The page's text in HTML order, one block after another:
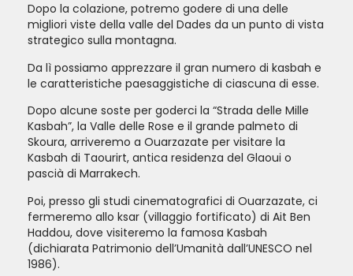
Dopo la colazione, potremo godere di una delle
migliori viste della valle del Dades da un punto di vista
strategico sulla montagna.
Da lì possiamo apprezzare il gran numero di kasbah e
le caratteristiche paesaggistiche di ciascuna di esse.
Dopo alcune soste per goderci la “Strada delle Mille
Kasbah”, la Valle delle Rose e il grande palmeto di
Skoura, arriveremo a Ouarzazate per visitare la
Kasbah di Taourirt, antica residenza del Glaoui o
pascià di Marrakech.
Poi, presso gli studi cinematografici di Ouarzazate, ci
fermeremo allo ksar (villaggio fortificato) di Ait Ben
Haddou, dove visiteremo la famosa Kasbah
(dichiarata Patrimonio dell’Umanità dall’UNESCO nel
1986).